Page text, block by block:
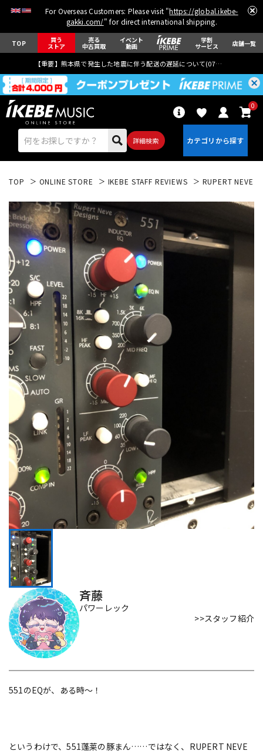
For Overseas Customers: Please visit "https://global.ikebe-
gakki.com/" for direct international shipping.
TOP 買う
ストア
売る
中古買取
イベント
動画
学割
サービス 店舗一覧
【重要】熊本県で発生した地震に伴う配送の遅延について(07月29日
詳細検索
0
エレキギター アコギ/エレアコ
ベース
ドラム
キーボード
管楽器
アンプ
DTM
DTM オンライン納品
中古 ヴィンテージ
TOP ONLINE STORE IKEBE STAFF REVIEWS RUPERT NEVE
斉藤
パワーレック
>>スタッフ紹介
551のEQが、ある時～！
というわけで、551蓬莱の豚まん……ではなく、RUPERT NEVE